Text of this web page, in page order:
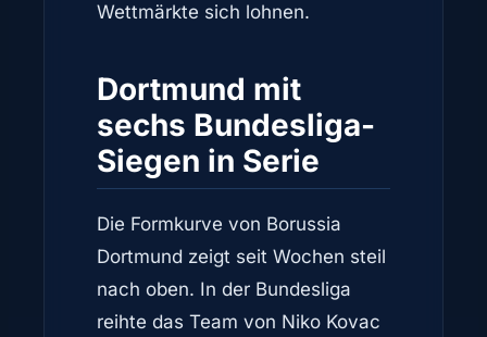
Wettmärkte sich lohnen.
Dortmund mit
sechs Bundesliga-
Siegen in Serie
Die Formkurve von Borussia
Dortmund zeigt seit Wochen steil
nach oben. In der Bundesliga
reihte das Team von Niko Kovac